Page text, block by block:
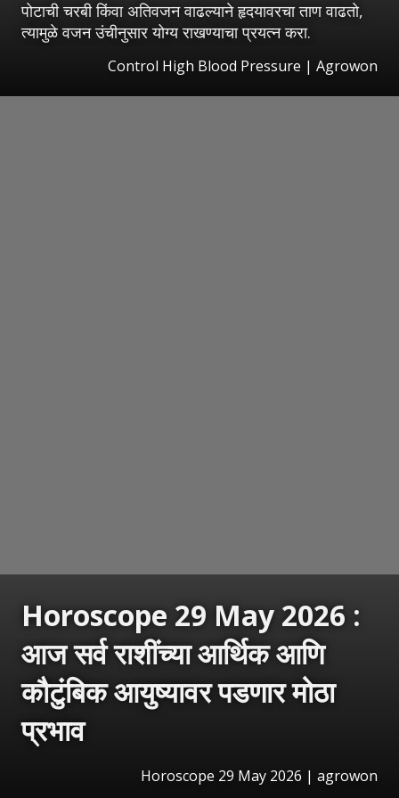
पोटाची चरबी किंवा अतिवजन वाढल्याने हृदयावरचा ताण वाढतो,
त्यामुळे वजन उंचीनुसार योग्य राखण्याचा प्रयत्न करा.
Control High Blood Pressure | Agrowon
Horoscope 29 May 2026 :
आज सर्व राशींच्या आर्थिक आणि
कौटुंबिक आयुष्यावर पडणार मोठा
प्रभाव
Horoscope 29 May 2026 | agrowon